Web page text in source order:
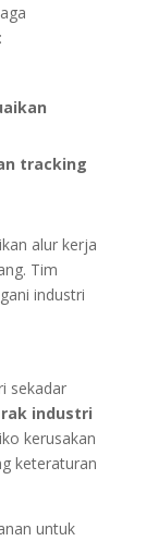
tracking
alur kerja
Tim
industri
sekadar
rak industri
kerusakan
keteraturan
untuk